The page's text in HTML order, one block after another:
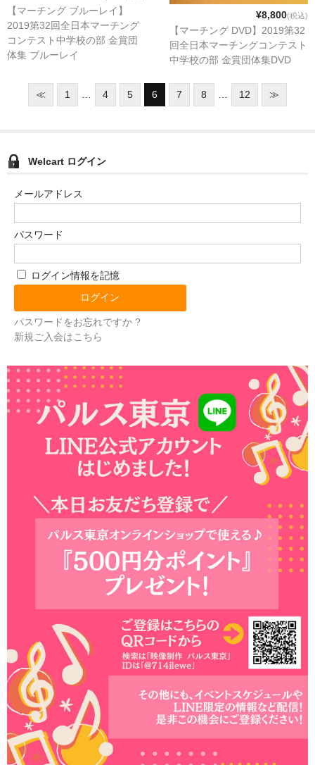
【マーチング ブルーレイ】
2019第32回全日本マーチング
コンテスト中学校の部 金賞団
体集 ブルーレイ
¥8,800(税込)
【マーチング DVD】2019第32
回全日本マーチングコンテスト
中学校の部 金賞団体集DVD
≪ 1 4 5 6 7 8 12 ≫
Welcart ログイン
メールアドレス
パスワード
ログイン情報を記憶
パスワードをお忘れですか ?
新規ご入会はこちら